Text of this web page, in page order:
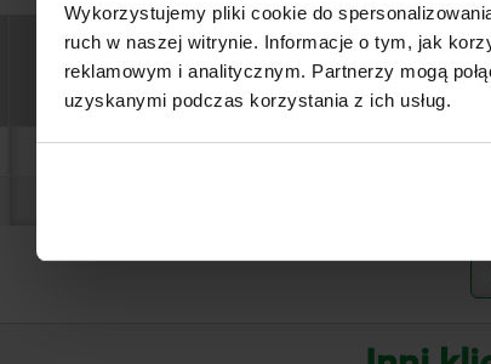
Wykorzystujemy pliki cookie do
ruch w naszej witrynie. Informacje o tym, jak
reklamowym i analitycznym. Partnerzy mogą
uzyskanymi podczas korzystania z ich usług.
Materiał korpusu
Forma